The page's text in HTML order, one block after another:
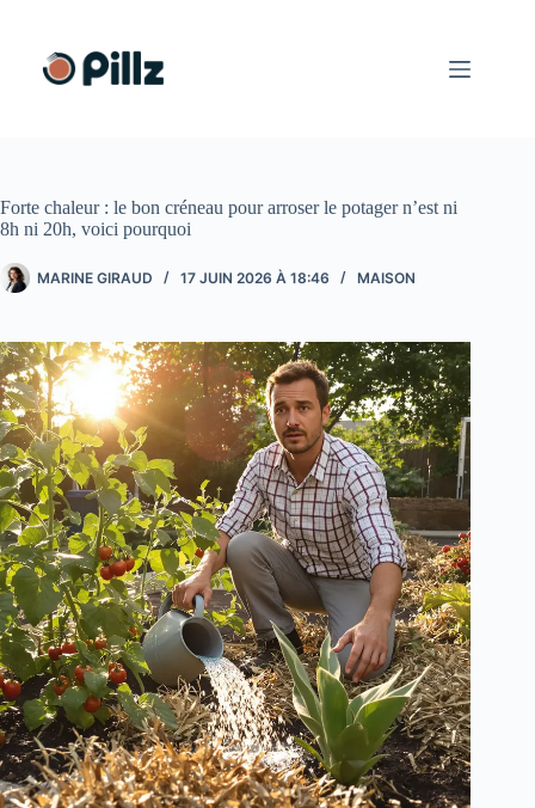
contenu
Forte chaleur : le bon créneau pour arroser le potager n’est ni
8h ni 20h, voici pourquoi
MARINE GIRAUD 17 JUIN 2026 À 18:46 MAISON